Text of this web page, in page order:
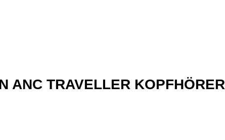
ANC TRAVELLER KOPFHÖRER